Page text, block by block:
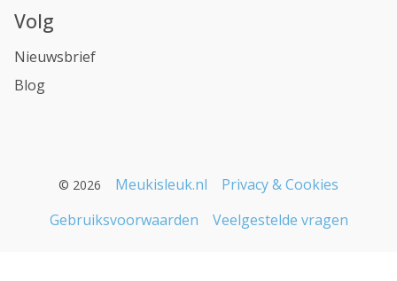
Volg
Nieuwsbrief
Blog
© 2026 Meukisleuk.nl
Privacy & Cookies
Gebruiksvoorwaarden
Veelgestelde vragen